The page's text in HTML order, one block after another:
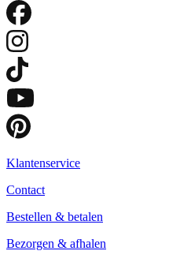
Klantenservice
Contact
Bestellen & betalen
Bezorgen & afhalen